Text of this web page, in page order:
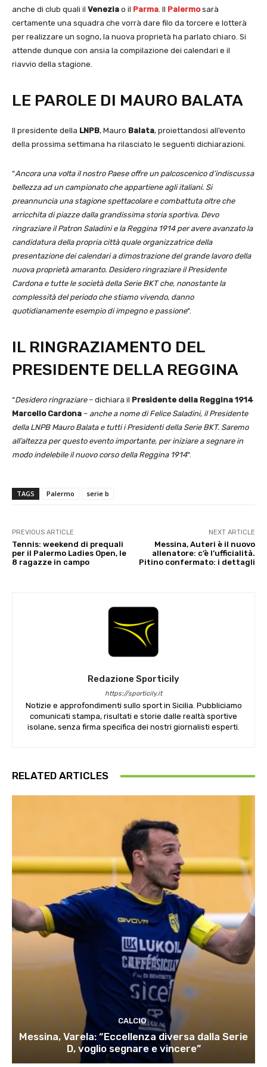
anche di club quali il Venezia o il Parma. Il Palermosarà
certamente una squadra che vorrà dare filo da torcere e lotterà
per realizzare un sogno, la nuova proprietà ha parlato chiaro. Si
attende dunque con ansia la compilazione dei calendari e il
riavvio della stagione.
LE PAROLE DI MAURO BALATA
Il presidente della LNPB, Mauro Balata, proiettandosi all’evento
della prossima settimana ha rilasciato le seguenti dichiarazioni.
“Ancora una volta il nostro Paese offre un palcoscenico d’indiscussa
bellezza ad un campionato che appartiene agli italiani. Si
preannuncia una stagione spettacolare e combattuta oltre che
arricchita di piazze dalla grandissima storia sportiva. Devo
ringraziare il Patron Saladini e la Reggina 1914 per avere avanzato la
candidatura della propria città quale organizzatrice della
presentazione dei calendari a dimostrazione del grande lavoro della
nuova proprietà amaranto. Desidero ringraziare il Presidente
Cardona e tutte le società della Serie BKT che, nonostante la
complessità del periodo che stiamo vivendo, danno
quotidianamente esempio di impegno e passione“.
IL RINGRAZIAMENTO DEL
PRESIDENTE DELLA REGGINA
“Desidero ringraziare– dichiara il Presidente della Reggina 1914
Marcello Cardona – anche a nome di Felice Saladini, il Presidente
della LNPB Mauro Balata e tutti i Presidenti della Serie BKT. Saremo
all’altezza per questo evento importante, per iniziare a segnare in
modo indelebile il nuovo corso della Reggina 1914“.
TAGS Palermo serie b
PREVIOUS ARTICLE
Tennis: weekend di prequali
per il Palermo Ladies Open, le
8 ragazze in campo
NEXT ARTICLE
Messina, Auteri è il nuovo
allenatore: c’è l’ufficialità.
Pitino confermato: i dettagli
Redazione Sporticily
https://sporticily.it
Notizie e approfondimenti sullo sport in Sicilia. Pubbliciamo
comunicati stampa, risultati e storie dalle realtà sportive
isolane, senza firma specifica dei nostri giornalisti esperti.
RELATED ARTICLES
CALCIO
Messina, Varela: “Eccellenza diversa dalla Serie
D, voglio segnare e vincere”